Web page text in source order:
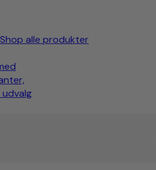
Shop alle produkter